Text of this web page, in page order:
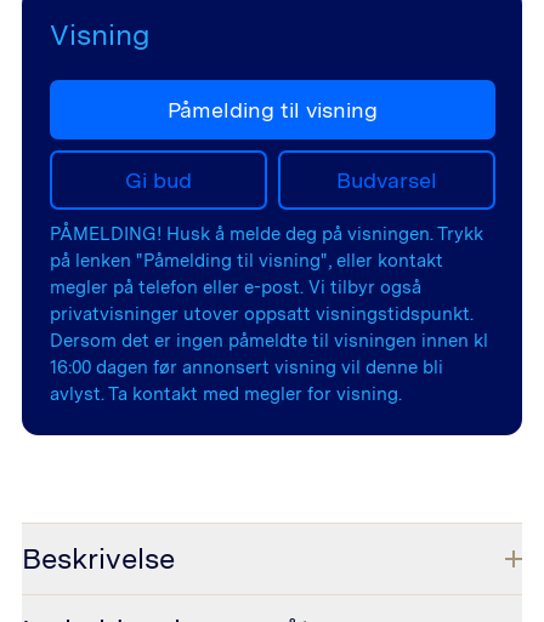
Visning
Påmelding til visning
Gi bud Budvarsel
PÅMELDING! Husk å melde deg på visningen. Trykk
på lenken "Påmelding til visning", eller kontakt
megler på telefon eller e-post. Vi tilbyr også
privatvisninger utover oppsatt visningstidspunkt.
Dersom det er ingen påmeldte til visningen innen kl
16:00 dagen før annonsert visning vil denne bli
avlyst. Ta kontakt med megler for visning.
Beskrivelse